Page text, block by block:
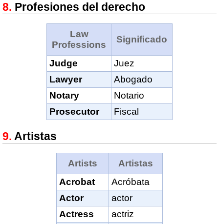
Profesiones del derecho
Law
Professions
Significado
Judge
Juez
Lawyer
Abogado
Notary
Notario
Prosecutor
Fiscal
Artistas
Artists
Artistas
Acrobat
Acróbata
Actor
actor
Actress
actriz